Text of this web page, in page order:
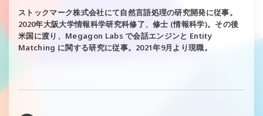
ストックマーク株式会社にて自然言語処理の研究開発に従事。
2020年大阪大学情報科学研究科修了、修士 (情報科学)。その後
米国に渡り、Megagon Labs で会話エンジンと Entity
Matching に関する研究に従事。2021年9月より現職。